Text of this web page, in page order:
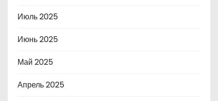
Июль 2025
Июнь 2025
Май 2025
Апрель 2025